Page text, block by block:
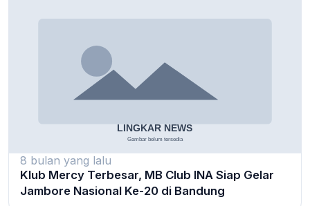
8 bulan yang lalu
Klub Mercy Terbesar, MB Club INA Siap Gelar
Jambore Nasional Ke-20 di Bandung